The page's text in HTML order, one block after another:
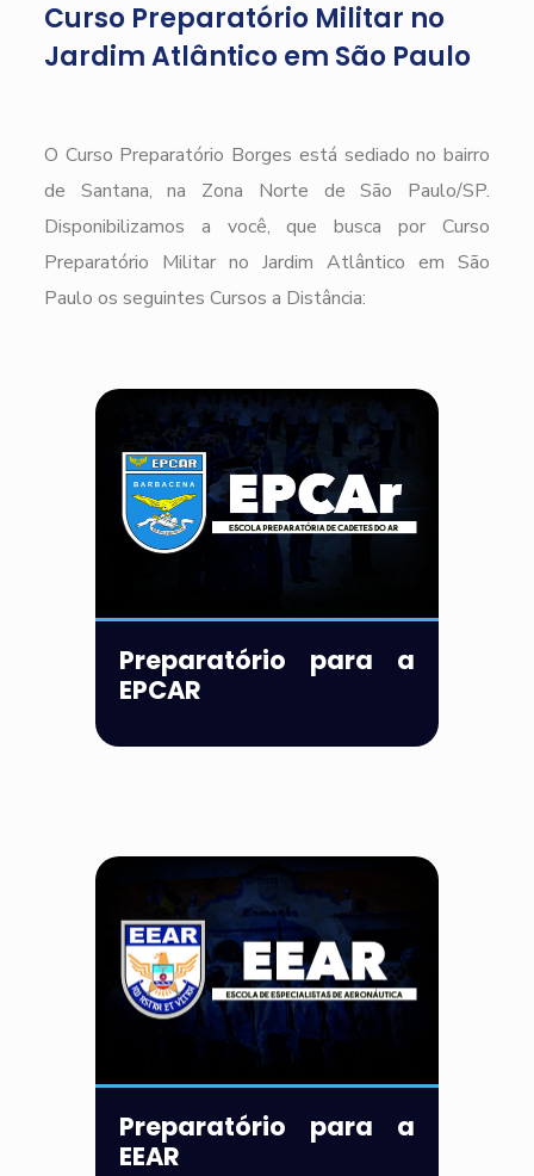
Curso Preparatório Militar no
Jardim Atlântico em São Paulo
O Curso Preparatório Borges está sediado no bairro
de Santana, na Zona Norte de São Paulo/SP.
Disponibilizamos a você, que busca por Curso
Preparatório Militar no Jardim Atlântico em São
Paulo os seguintes Cursos a Distância:
Preparatório para a
EPCAR
Preparatório para a
EEAR